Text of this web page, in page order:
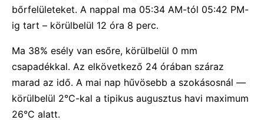
bőrfelületeket. A nappal ma 05:34 AM-tól 05:42 PM-
ig tart – körülbelül 12 óra 8 perc.
Ma 38% esély van esőre, körülbelül 0 mm
csapadékkal. Az elkövetkező 24 órában száraz
marad az idő. A mai nap hűvösebb a szokásosnál —
körülbelül 2°C-kal a tipikus augusztus havi maximum
26°C alatt.